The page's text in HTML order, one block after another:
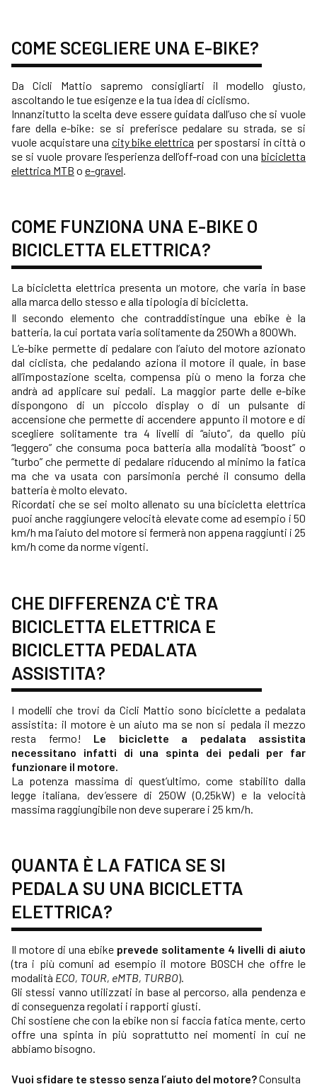
COME SCEGLIERE UNA E-BIKE?
Da Cicli Mattio sapremo consigliarti il modello giusto,
ascoltando le tue esigenze e la tua idea di ciclismo.
Innanzitutto la scelta deve essere guidata dall’uso che si vuole
fare della e-bike: se si preferisce pedalare su strada, se si
vuole acquistare una city bike elettrica per spostarsi in città o
se si vuole provare l’esperienza dell’off-road con una bicicletta
elettrica MTB o e-gravel.
COME FUNZIONA UNA E-BIKE O
BICICLETTA ELETTRICA?
La bicicletta elettrica presenta un motore, che varia in base
alla marca dello stesso e alla tipologia di bicicletta.
Il secondo elemento che contraddistingue una ebike è la
batteria, la cui portata varia solitamente da 250Wh a 800Wh.
L’e-bike permette di pedalare con l’aiuto del motore azionato
dal ciclista, che pedalando aziona il motore il quale, in base
all’impostazione scelta, compensa più o meno la forza che
andrà ad applicare sui pedali. La maggior parte delle e-bike
dispongono di un piccolo display o di un pulsante di
accensione che permette di accendere appunto il motore e di
scegliere solitamente tra 4 livelli di “aiuto”, da quello più
“leggero” che consuma poca batteria alla modalità “boost” o
“turbo” che permette di pedalare riducendo al minimo la fatica
ma che va usata con parsimonia perché il consumo della
batteria è molto elevato.
Ricordati che se sei molto allenato su una bicicletta elettrica
puoi anche raggiungere velocità elevate come ad esempio i 50
km/h ma l’aiuto del motore si fermerà non appena raggiunti i 25
km/h come da norme vigenti.
CHE DIFFERENZA C'È TRA
BICICLETTA ELETTRICA E
BICICLETTA PEDALATA
ASSISTITA?
I modelli che trovi da Cicli Mattio sono biciclette a pedalata
assistita: il motore è un aiuto ma se non si pedala il mezzo
resta fermo! Le biciclette a pedalata assistita
necessitano infatti di una spinta dei pedali per far
funzionare il motore.
La potenza massima di quest’ultimo, come stabilito dalla
legge italiana, dev’essere di 250W (0,25kW) e la velocità
massima raggiungibile non deve superare i 25 km/h.
QUANTA È LA FATICA SE SI
PEDALA SU UNA BICICLETTA
ELETTRICA?
Il motore di una ebike prevede solitamente 4 livelli di aiuto
(tra i più comuni ad esempio il motore BOSCH che offre le
modalità ECO, TOUR, eMTB, TURBO).
Gli stessi vanno utilizzati in base al percorso, alla pendenza e
di conseguenza regolati i rapporti giusti.
Chi sostiene che con la ebike non si faccia fatica mente, certo
offre una spinta in più soprattutto nei momenti in cui ne
abbiamo bisogno.
Vuoi sfidare te stesso senza l’aiuto del motore?Consulta